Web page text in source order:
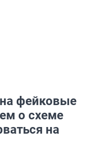
фейковые
о схеме
на